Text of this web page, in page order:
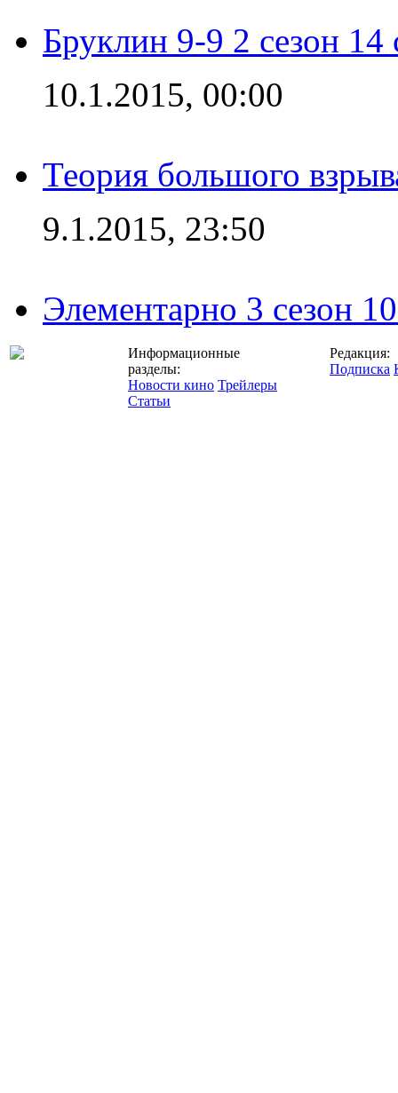
Бруклин 9-9 2 сезон 14
10.1.2015, 00:00
Теория большого
9.1.2015, 23:50
Элементарно 3 сезон
Информационные
разделы:
Новости кино Трейлеры
Статьи
Редакция:
Подписка